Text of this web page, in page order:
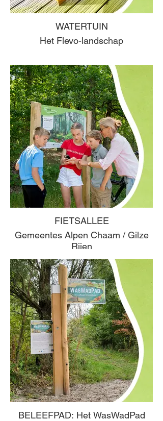
WATERTUIN
Het Flevo-landschap
FIETSALLEE
Gemeentes Alpen Chaam / Gilze
Rijen
BELEEFPAD: Het WasWadPad